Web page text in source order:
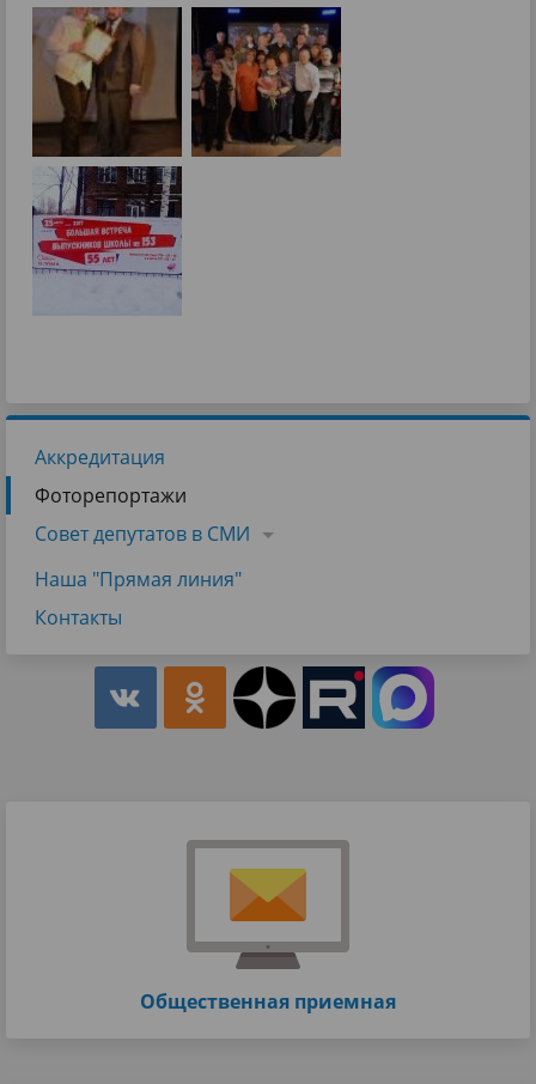
Аккредитация
Фоторепортажи
Совет депутатов в СМИ
Наша "Прямая линия"
Контакты
Общественная приемная